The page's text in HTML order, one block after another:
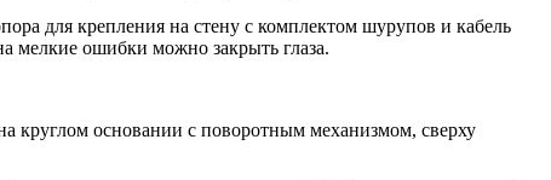
для крепления на стену с комплектом шурупов и кабель
мелкие ошибки можно закрыть глаза.
круглом основании с поворотным механизмом, сверху